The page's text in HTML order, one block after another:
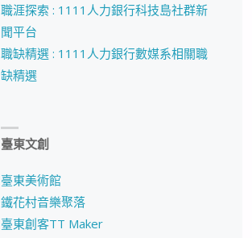
職涯探索 : 1111人力銀行科技島社群新
聞平台
職缺精選 : 1111人力銀行數媒系相關職
缺精選
臺東文創
臺東美術館
鐵花村音樂聚落
臺東創客TT Maker